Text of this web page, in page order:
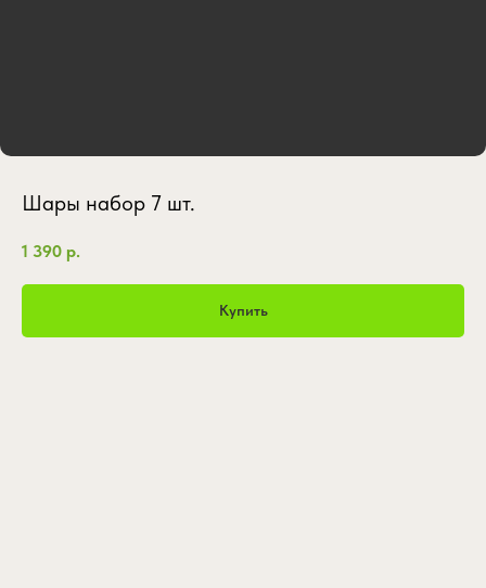
Шары набор 7 шт.
1 390 р.
Купить